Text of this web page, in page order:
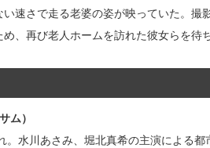
い速さで走る老婆の姿が映っていた。
、再び老人ホームを訪れた彼女らを
ム）
。水川あさみ、堀北真希の主演による